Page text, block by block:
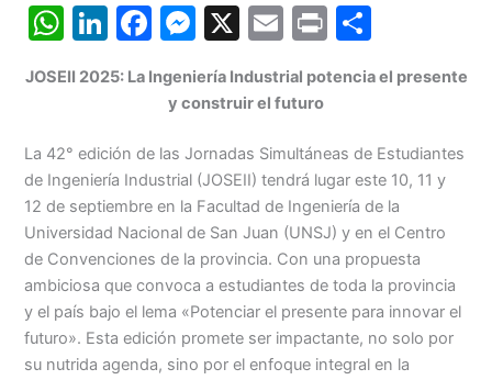
W
at
A
p
p
Li
k
dI
n
F
c
b
o
o
k
M
e
s
e
n
g
er
X
E
ai
Pr
t
m
ar
tir
JOSEII 2025: La Ingeniería Industrial potencia el presente
y construir el futuro
La 42° edición de las Jornadas Simultáneas de Estudiantes
de Ingeniería Industrial (JOSEII) tendrá lugar este 10, 11 y
12 de septiembre en la Facultad de Ingeniería de la
Universidad Nacional de San Juan (UNSJ) y en el Centro
de Convenciones de la provincia. Con una propuesta
ambiciosa que convoca a estudiantes de toda la provincia
y el país bajo el lema «Potenciar el presente para innovar el
futuro». Esta edición promete ser impactante, no solo por
su nutrida agenda, sino por el enfoque integral en la